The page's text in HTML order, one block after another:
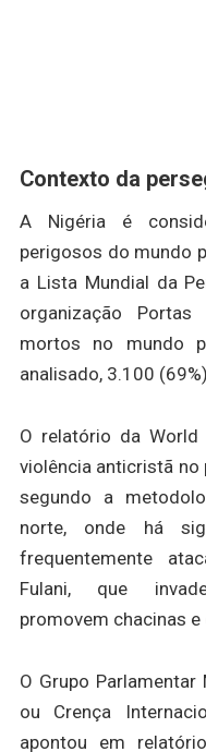
Contexto da
A Nigéria é
perigosos do mundo
a Lista Mundial da
organização
mortos no mundo
analisado, 3.100
O relatório da
violência anticristã
segundo a
norte, onde há
frequentemente
Fulani, que
promovem chacinas
O Grupo
ou Crença
apontou em